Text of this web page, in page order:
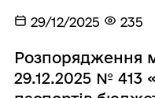
29/12/2025 235
Розпорядження
29.12.2025 № 413